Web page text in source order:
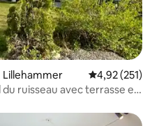
Lillehammer Évaluation
4,92 (251)
ruisseau avec terrasse et